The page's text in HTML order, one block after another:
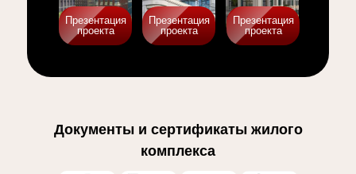
Презентация
проекта
Презентация
проекта
Презентация
проекта
Документы и сертификаты жилого
комплекса